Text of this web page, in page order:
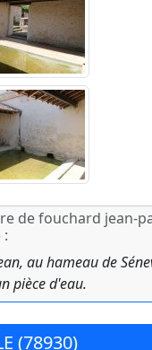
de fouchard jean-
au hameau de
pièce d'eau.
(78930)